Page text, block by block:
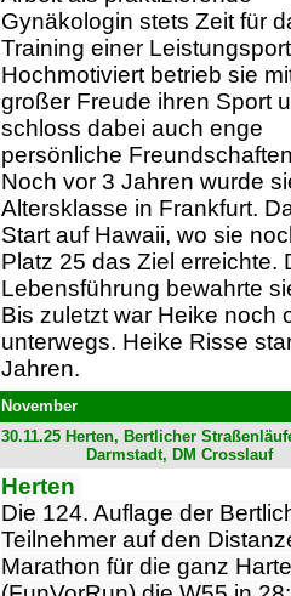
Gynäkologin stets Zeit für
Training einer
Hochmotiviert betrieb sie
großer Freude ihren Sport
schloss dabei auch enge
persönliche
Noch vor 3 Jahren wurde
Altersklasse in Frankfurt.
Start auf Hawaii, wo sie
Platz 25 das Ziel erreichte.
Lebensführung bewahrte
Bis zuletzt war Heike noch
unterwegs. Heike Risse
Jahren.
November
30.11.25 Herten, Bertlicher
Darmstadt, DM Crosslauf
Herten
Die 124. Auflage der
Teilnehmer auf den
Marathon für die ganz